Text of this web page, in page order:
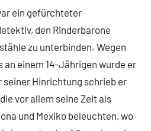
ein gefürchteter
den Rinderbarone
zu unterbinden. Wegen
an einem 14-Jährigen wurde er
seiner Hinrichtung schrieb er
vor allem seine Zeit als
und Mexiko beleuchten, wo